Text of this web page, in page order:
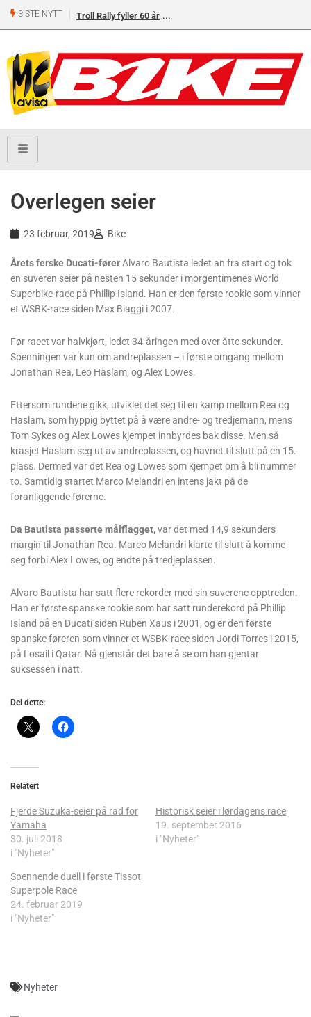
SISTE NYTT Troll Rally fyller 60 år
Overlegen seier
23 februar, 2019 Bike
Årets ferske Ducati-førerAlvaro Bautista ledet an fra start og tok
en suveren seier på nesten 15 sekunder i morgentimenes World
Superbike-race på Phillip Island. Han er den første rookie som vinner
et WSBK-race siden Max Biaggi i 2007.
Før racet var halvkjørt, ledet 34-åringen med over åtte sekunder.
Spenningen var kun om andreplassen – i første omgang mellom
Jonathan Rea, Leo Haslam, og Alex Lowes.
Ettersom rundene gikk, utviklet det seg til en kamp mellom Rea og
Haslam, som hyppig byttet på å være andre- og tredjemann, mens
Tom Sykes og Alex Lowes kjempet innbyrdes bak disse. Men så
krasjet Haslam seg ut av andreplassen, og havnet til slutt på en 15.
plass. Dermed var det Rea og Lowes som kjempet om å bli nummer
to. Samtidig startet Marco Melandri en intens jakt på de
foranliggende førerne.
Da Bautista passerte målflagget,var det med 14,9 sekunders
margin til Jonathan Rea. Marco Melandri klarte til slutt å komme
seg forbi Alex Lowes, og endte på tredjeplassen.
Alvaro Bautista har satt flere rekorder med sin suverene opptreden.
Han er første spanske rookie som har satt runderekord på Phillip
Island på en Ducati siden Ruben Xaus i 2001, og er den første
spanske føreren som vinner et WSBK-race siden Jordi Torres i 2015,
på Losail i Qatar. Nå gjenstår det bare å se om han gjentar
suksessen i natt.
Del dette:
Relatert
Fjerde Suzuka-seier på rad for
Yamaha
30. juli 2018
i "Nyheter"
Historisk seier i lørdagens race
19. september 2016
i "Nyheter"
Spennende duell i første Tissot
Superpole Race
24. februar 2019
i "Nyheter"
Nyheter